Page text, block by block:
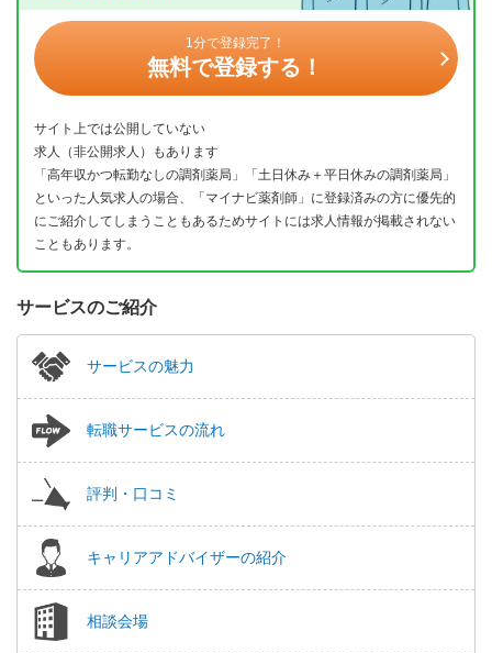
1分で登録完了！
無料で登録する！
サイト上では公開していない
求人（非公開求人）もあります
「高年収かつ転勤なしの調剤薬局」「土日休み＋平日休みの調剤薬局」
といった人気求人の場合、「マイナビ薬剤師」に登録済みの方に優先的
にご紹介してしまうこともあるためサイトには求人情報が掲載されない
こともあります。
サービスのご紹介
サービスの魅力
転職サービスの流れ
評判・口コミ
キャリアアドバイザーの紹介
相談会場